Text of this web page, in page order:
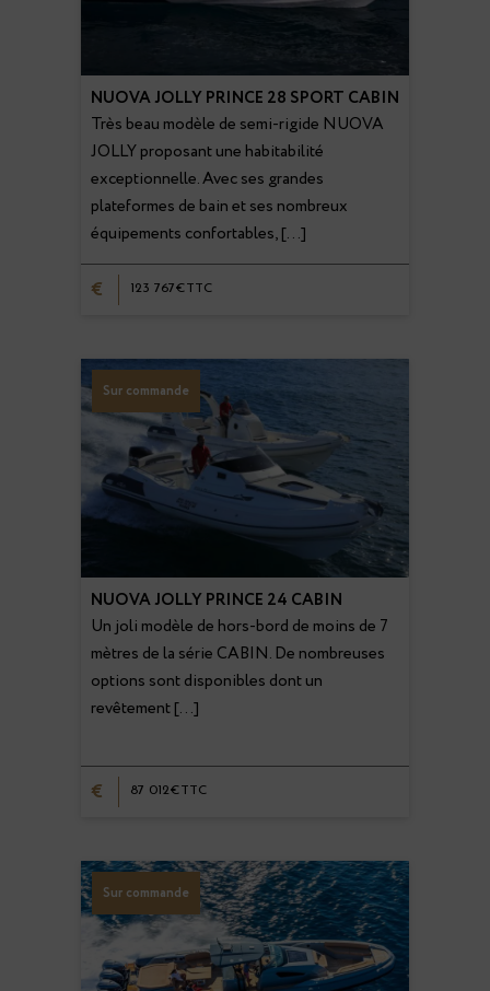
NUOVA JOLLY PRINCE 28 SPORT CABIN
Très beau modèle de semi-rigide NUOVA
JOLLY proposant une habitabilité
exceptionnelle. Avec ses grandes
plateformes de bain et ses nombreux
équipements confortables, […]
€ 123 767€TTC
Sur commande
NUOVA JOLLY PRINCE 24 CABIN
Un joli modèle de hors-bord de moins de 7
mètres de la série CABIN. De nombreuses
options sont disponibles dont un
revêtement […]
€ 87 012€TTC
Sur commande